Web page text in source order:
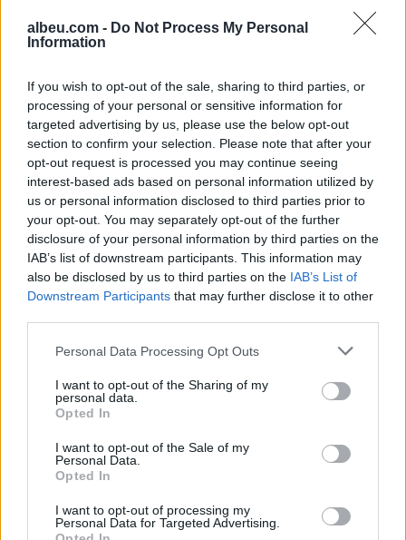
albeu.com - Do Not Process My Personal
Information
If you wish to opt-out of the sale, sharing to third parties, or
processing of your personal or sensitive information for
targeted advertising by us, please use the below opt-out
section to confirm your selection. Please note that after your
opt-out request is processed you may continue seeing
interest-based ads based on personal information utilized by
us or personal information disclosed to third parties prior to
your opt-out. You may separately opt-out of the further
disclosure of your personal information by third parties on the
IAB’s list of downstream participants. This information may
also be disclosed by us to third parties on the IAB’s List of
Downstream Participants that may further disclose it to other
Personal Data Processing Opt Outs
I want to opt-out of the Sharing of my
personal data.
Opted In
I want to opt-out of the Sale of my
Personal Data.
Opted In
I want to opt-out of processing my
Personal Data for Targeted Advertising.
Ish-gjyqtari i Kushtetueses
shtyrjes së seancës konstituive
Esim for Global
Esim for USA | Esim for Italy
for Turkey|Esim for Germany|Esim for Greece|